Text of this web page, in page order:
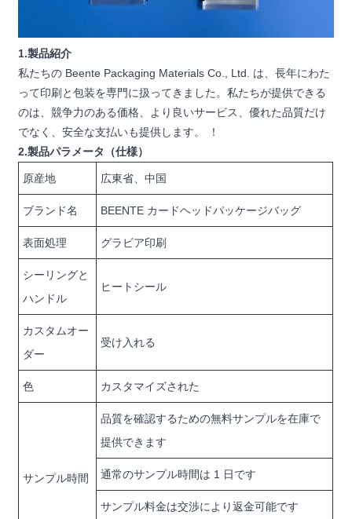
1.製品紹介
私たちの Beente Packaging Materials Co., Ltd. は、長年にわた
って印刷と包装を専門に扱ってきました。私たちが提供できる
のは、競争力のある価格、より良いサービス、優れた品質だけ
でなく、安全な支払いも提供します。 ！
2.製品パラメータ（仕様）
原産地 広東省、中国
ブランド名 BEENTE カードヘッドパッケージバッグ
表面処理 グラビア印刷
シーリングと
ハンドル
ヒートシール
カスタムオー
ダー
受け入れる
色 カスタマイズされた
サンプル時間
品質を確認するための無料サンプルを在庫で
提供できます
通常のサンプル時間は 1 日です
サンプル料金は交渉により返金可能です